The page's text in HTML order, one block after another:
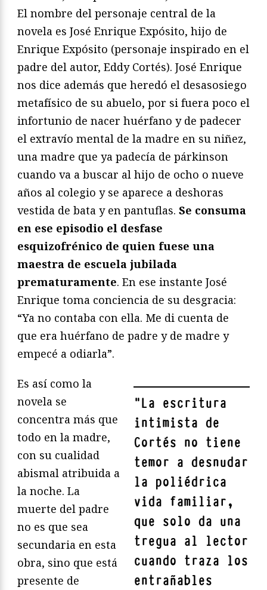
El nombre del personaje central de la
novela es José Enrique Expósito, hijo de
Enrique Expósito (personaje inspirado en el
padre del autor, Eddy Cortés). José Enrique
nos dice además que heredó el desasosiego
metafísico de su abuelo, por si fuera poco el
infortunio de nacer huérfano y de padecer
el extravío mental de la madre en su niñez,
una madre que ya padecía de párkinson
cuando va a buscar al hijo de ocho o nueve
años al colegio y se aparece a deshoras
vestida de bata y en pantuflas. Se consuma
en ese episodio el desfase
esquizofrénico de quien fuese una
maestra de escuela jubilada
prematuramente. En ese instante José
Enrique toma conciencia de su desgracia:
“Ya no contaba con ella. Me di cuenta de
que era huérfano de padre y de madre y
empecé a odiarla”.
"La escritura
intimista de
Cortés no tiene
temor a desnudar
la poliédrica
vida familiar,
que solo da una
tregua al lector
cuando traza los
entrañables
Es así como la
novela se
concentra más que
todo en la madre,
con su cualidad
abismal atribuida a
la noche. La
muerte del padre
no es que sea
secundaria en esta
obra, sino que está
presente de